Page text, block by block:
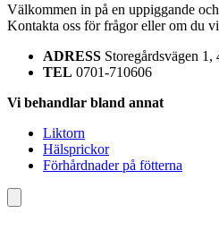
Välkommen in på en uppiggande
Kontakta oss för frågor eller om du
ADRESS Storegårdsvägen
TEL 0701-710606
Vi behandlar bland annat
Liktorn
Hälsprickor
Förhårdnader på fötterna